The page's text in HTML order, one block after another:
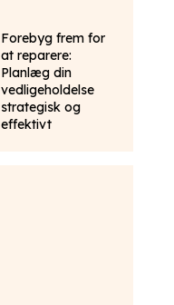
Forebyg frem for
at reparere:
Planlæg din
vedligeholdelse
strategisk og
effektivt